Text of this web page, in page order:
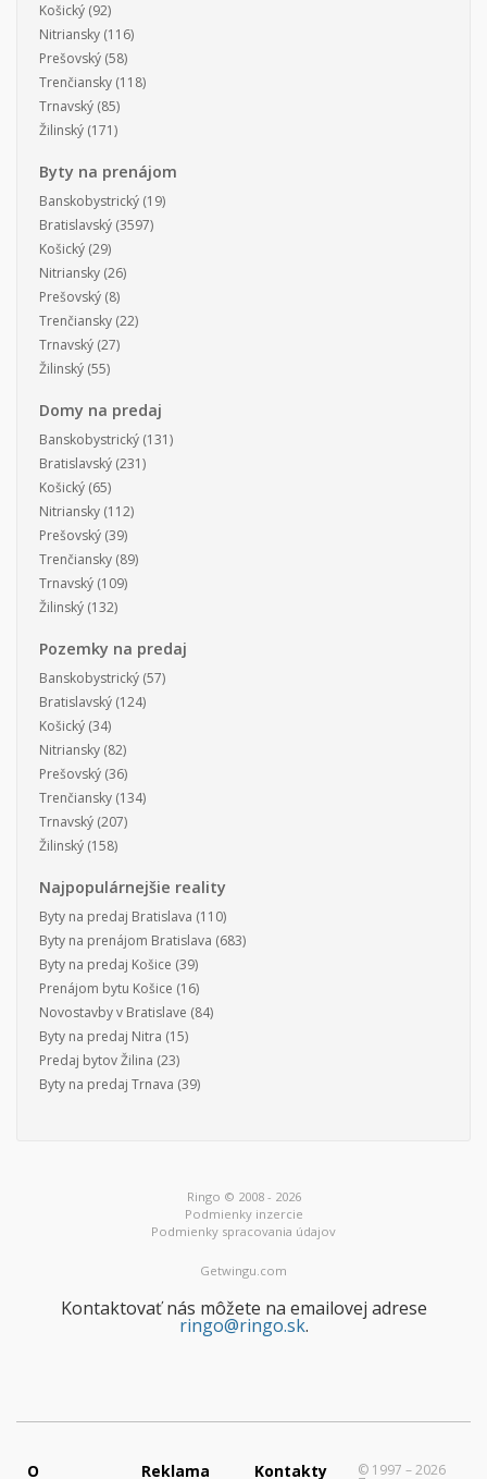
Košický (92)
Nitriansky (116)
Prešovský (58)
Trenčiansky (118)
Trnavský (85)
Žilinský (171)
Byty na prenájom
Banskobystrický (19)
Bratislavský (3597)
Košický (29)
Nitriansky (26)
Prešovský (8)
Trenčiansky (22)
Trnavský (27)
Žilinský (55)
Domy na predaj
Banskobystrický (131)
Bratislavský (231)
Košický (65)
Nitriansky (112)
Prešovský (39)
Trenčiansky (89)
Trnavský (109)
Žilinský (132)
Pozemky na predaj
Banskobystrický (57)
Bratislavský (124)
Košický (34)
Nitriansky (82)
Prešovský (36)
Trenčiansky (134)
Trnavský (207)
Žilinský (158)
Najpopulárnejšie reality
Byty na predaj Bratislava (110)
Byty na prenájom Bratislava (683)
Byty na predaj Košice (39)
Prenájom bytu Košice (16)
Novostavby v Bratislave (84)
Byty na predaj Nitra (15)
Predaj bytov Žilina (23)
Byty na predaj Trnava (39)
Ringo © 2008 - 2026
Podmienky inzercie
Podmienky spracovania údajov
Getwingu.com
Kontaktovať nás môžete na emailovej adrese
ringo@ringo.sk.
O Reklama Kontakty © 1997 – 2026